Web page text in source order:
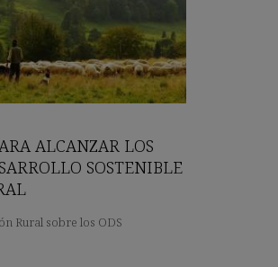
ALCANZAR LOS
SOSTENIBLE
Rural sobre los ODS